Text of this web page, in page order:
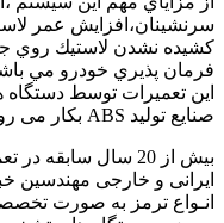
سرنشينان،افزايش عمر
كشيده نشدن لاستيك روي
فرمان پذيري خودرو مي
این تعمیرات توسط
صنایع تولید ABS بکار می رود انجام می پذیرد.
بیش از 20 سال
ایرانی و خارجی مهندسین
انـواع ترمز به صورت